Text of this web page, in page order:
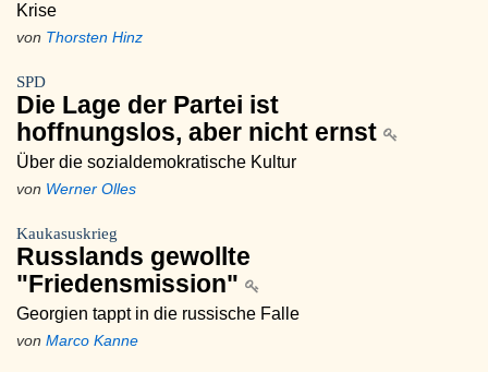
Krise
von Thorsten Hinz
SPD
Die Lage der Partei ist
hoffnungslos, aber nicht ernst
Über die sozialdemokratische Kultur
von Werner Olles
Kaukasuskrieg
Russlands gewollte
"Friedensmission"
Georgien tappt in die russische Falle
von Marco Kanne